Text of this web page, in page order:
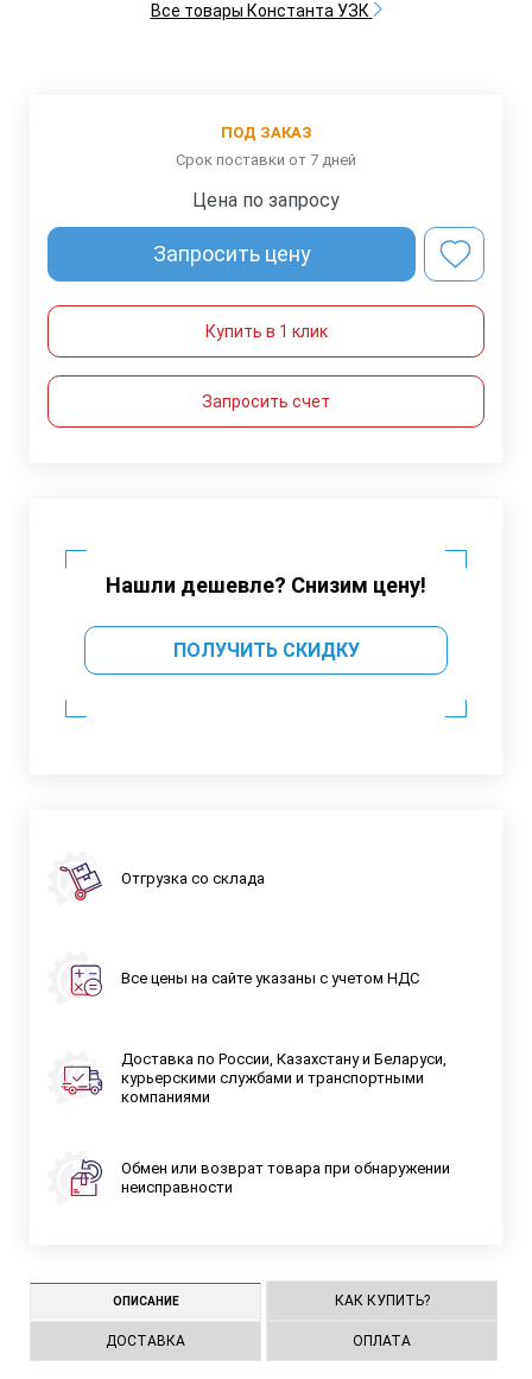
Все товары Константа УЗК
ПОД ЗАКАЗ
Срок поставки от 7 дней
Цена по запросу
Запросить цену
Купить в 1 клик
Запросить счет
Нашли дешевле? Снизим цену!
ПОЛУЧИТЬ СКИДКУ
Отгрузка со склада
Все цены на сайте указаны с учетом НДС
Доставка по России, Казахстану и Беларуси,
курьерскими службами и транспортными
компаниями
Обмен или возврат товара при обнаружении
неисправности
ОПИСАНИЕ КАК КУПИТЬ?
ДОСТАВКА ОПЛАТА